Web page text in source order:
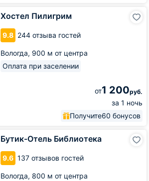
Хостел Пилигрим
9.8 244 отзыва гостей
Вологда, 900 м от центра
Оплата при заселении
от1 200руб.
за 1 ночь
Получите60 бонусов
Бутик-Отель Библиотека
9.6 137 отзывов гостей
Вологда, 800 м от центра